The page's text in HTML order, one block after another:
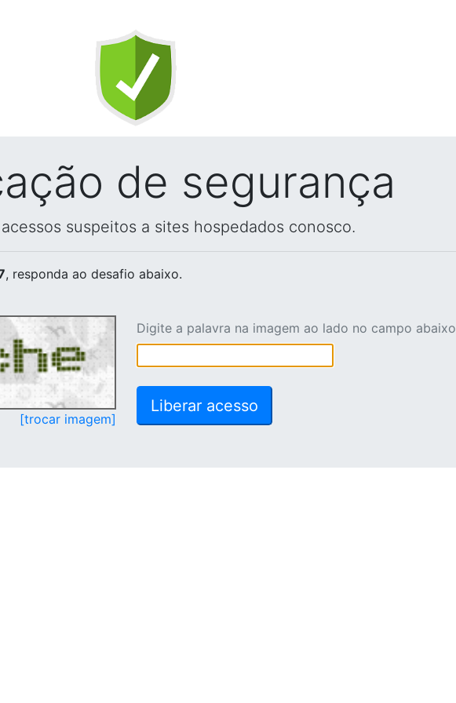
de segurança
suspeitos a sites hospedados conosco.
, responda ao desafio abaixo.
[trocar imagem]
Digite a palavra na imagem ao lado no campo abaixo